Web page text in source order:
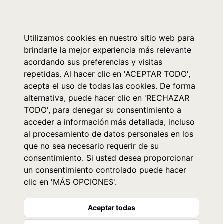
Utilizamos cookies en nuestro sitio web para
brindarle la mejor experiencia más relevante
acordando sus preferencias y visitas
repetidas. Al hacer clic en 'ACEPTAR TODO',
acepta el uso de todas las cookies. De forma
alternativa, puede hacer clic en 'RECHAZAR
TODO', para denegar su consentimiento a
acceder a información más detallada, incluso
al procesamiento de datos personales en los
que no sea necesario requerir de su
consentimiento. Si usted desea proporcionar
un consentimiento controlado puede hacer
clic en 'MÁS OPCIONES'.
Aceptar todas